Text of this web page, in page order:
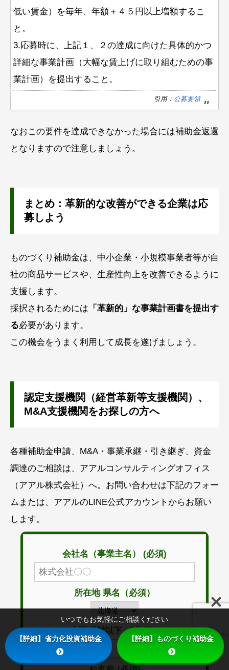
低い賃金）を毎年、年額＋４５円以上増額するこ
と。
3.応募時に、上記１、２の達成に向けた具体的かつ
詳細な事業計画（大幅な賃上げに取り組むための事
業計画）を提出すること。
引用： 公募要領
なおこの要件を達成できなかった場合には補助金返還
となりますので注意しましょう。
まとめ：革新的な改善ができる企業は応
募しよう
ものづくり補助金は、中小企業・小規模事業者等が自
社の商品サービスや、生産性向上を改善できるように
支援します。
採択されるためには 「革新的」な事業計画書を提出す
る必要があります。
この機会をうまく利用して成長を遂げましょう。
認定支援機関（経営革新等支援機関）、
M&A支援機関をお探しの方へ
各種補助金申請、M&A・事業承継・引き継ぎ、資金
調達のご相談は、アアルコンサルティングオフィス
（アアル株式会社）へ。お問い合わせは下記のフォー
ムまたは、アアルのLINE公式アカウントからお願い
します。
会社名（事業主名） (必須)
所在地 県名（必須）
市区町村以下 （必須）
いつでもお気軽にご相談ください
【詳細】省力化投資補助金 【詳細】ものづくり補助金